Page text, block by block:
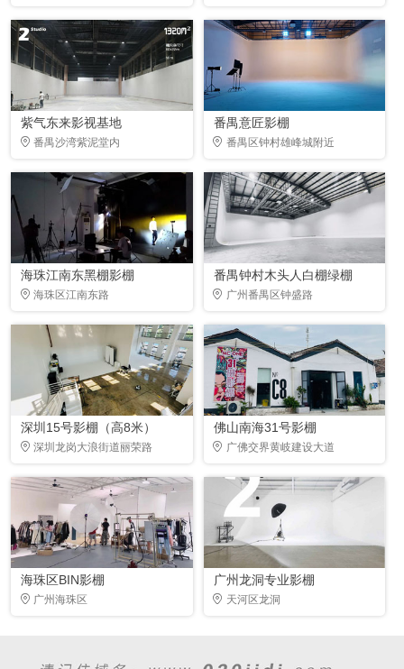
紫气东来影视基地
番禺沙湾紫泥堂内
番禺意匠影棚
番禺区钟村雄峰城附近
海珠江南东黑棚影棚
海珠区江南东路
番禺钟村木头人白棚绿棚
广州番禺区钟盛路
深圳15号影棚（高8米）
深圳龙岗大浪街道丽荣路
佛山南海31号影棚
广佛交界黄岐建设大道
海珠区BIN影棚
广州海珠区
广州龙洞专业影棚
天河区龙洞